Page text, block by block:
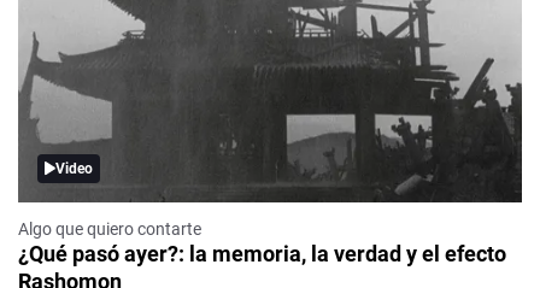
Video
Algo que quiero contarte
¿Qué pasó ayer?: la memoria, la verdad y el efecto
Rashomon